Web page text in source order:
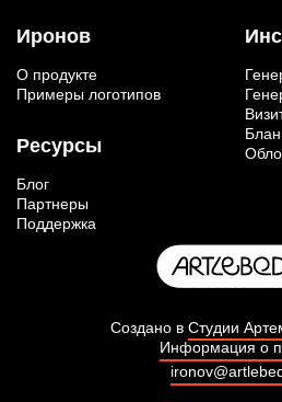
Иронов
О продукте
Примеры логотипов
Ресурсы
Блог
Партнеры
Поддержка
Создано в Студии
Информация о